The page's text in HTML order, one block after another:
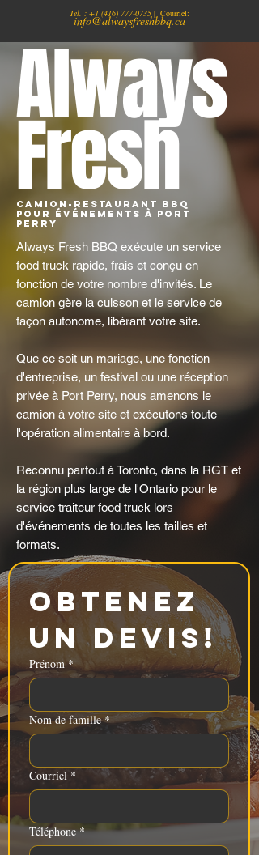
Tél. : +1 (416) 777-0735 | Courriel:
info@alwaysfreshbbq.ca
Always
Fresh
Camion-restaurant BBQ
pour événements à Port
Perry
Always Fresh BBQ exécute un service
food truck rapide, frais et conçu en
fonction de votre nombre d'invités. Le
camion gère la cuisson et le service de
façon autonome, libérant votre site.
Que ce soit un mariage, une fonction
d'entreprise, un festival ou une réception
privée à Port Perry, nous amenons le
camion à votre site et exécutons toute
l'opération alimentaire à bord.
Reconnu partout à Toronto, dans la RGT et
la région plus large de l'Ontario pour le
service traiteur food truck lors
d'événements de toutes les tailles et
formats.
Obtenez
un devis!
Prénom *
Nom de famille *
Courriel *
Téléphone *